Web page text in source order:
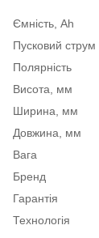
Ємність, Ah
Пусковий струм
Полярність
Висота, мм
Ширина, мм
Довжина, мм
Вага
Бренд
Гарантія
Технологія